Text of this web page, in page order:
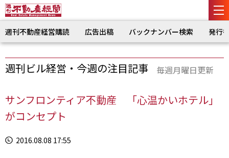
週刊不動産経営購読 広告出稿 バックナンバー検索 発行
週刊ビル経営・今週の注目記事 毎週月曜日更新
サンフロンティア不動産 「心温かいホテル」
がコンセプト
2016.08.08 17:55